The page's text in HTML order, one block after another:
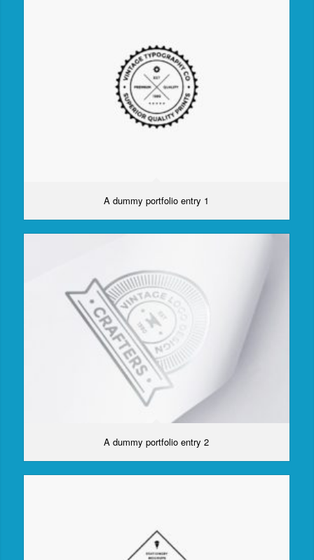
A dummy portfolio entry 1
A dummy portfolio entry 2